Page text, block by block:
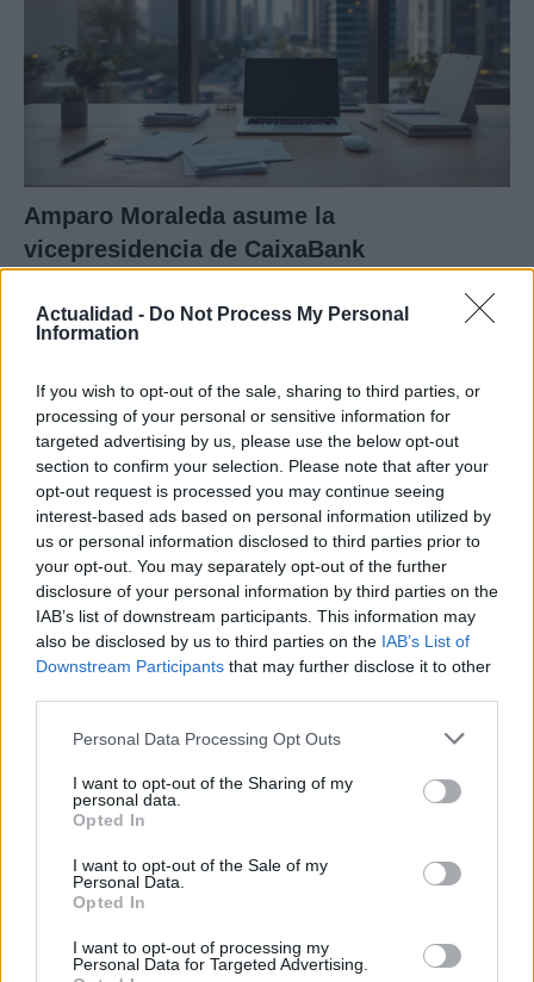
Actualidad - Do Not Process My Personal
Information
If you wish to opt-out of the sale, sharing to third parties, or
processing of your personal or sensitive information for
targeted advertising by us, please use the below opt-out
section to confirm your selection. Please note that after your
opt-out request is processed you may continue seeing
interest-based ads based on personal information utilized by
us or personal information disclosed to third parties prior to
your opt-out. You may separately opt-out of the further
disclosure of your personal information by third parties on the
IAB’s list of downstream participants. This information may
also be disclosed by us to third parties on the IAB’s List of
Downstream Participants that may further disclose it to other
Please note that this website/app uses one or more Google
not limited to your visit or usage behaviour. You may click to
grant or deny consent to Google and its third-party tags to
use your data for below specified purposes in below Google
consent section.
Personal Data Processing Opt Outs
I want to opt-out of the Sharing of my
personal data.
Opted In
I want to opt-out of the Sale of my
Personal Data.
Opted In
I want to opt-out of processing my
Personal Data for Targeted Advertising.
Amparo Moraleda asume la
vicepresidencia de CaixaBank
Nuevo giro en el caso Yéremi Vargas:
CRÓNICA